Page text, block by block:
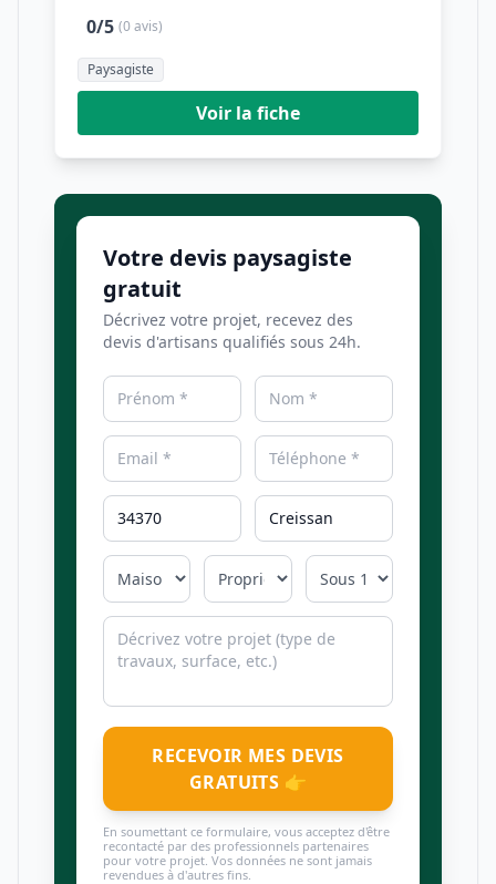
0/5 (0 avis)
Paysagiste
Voir la fiche
Votre devis paysagiste
gratuit
Décrivez votre projet, recevez des
devis d'artisans qualifiés sous 24h.
RECEVOIR MES DEVIS
GRATUITS 👉
En soumettant ce formulaire, vous acceptez d'être
recontacté par des professionnels partenaires
pour votre projet. Vos données ne sont jamais
revendues à d'autres fins.